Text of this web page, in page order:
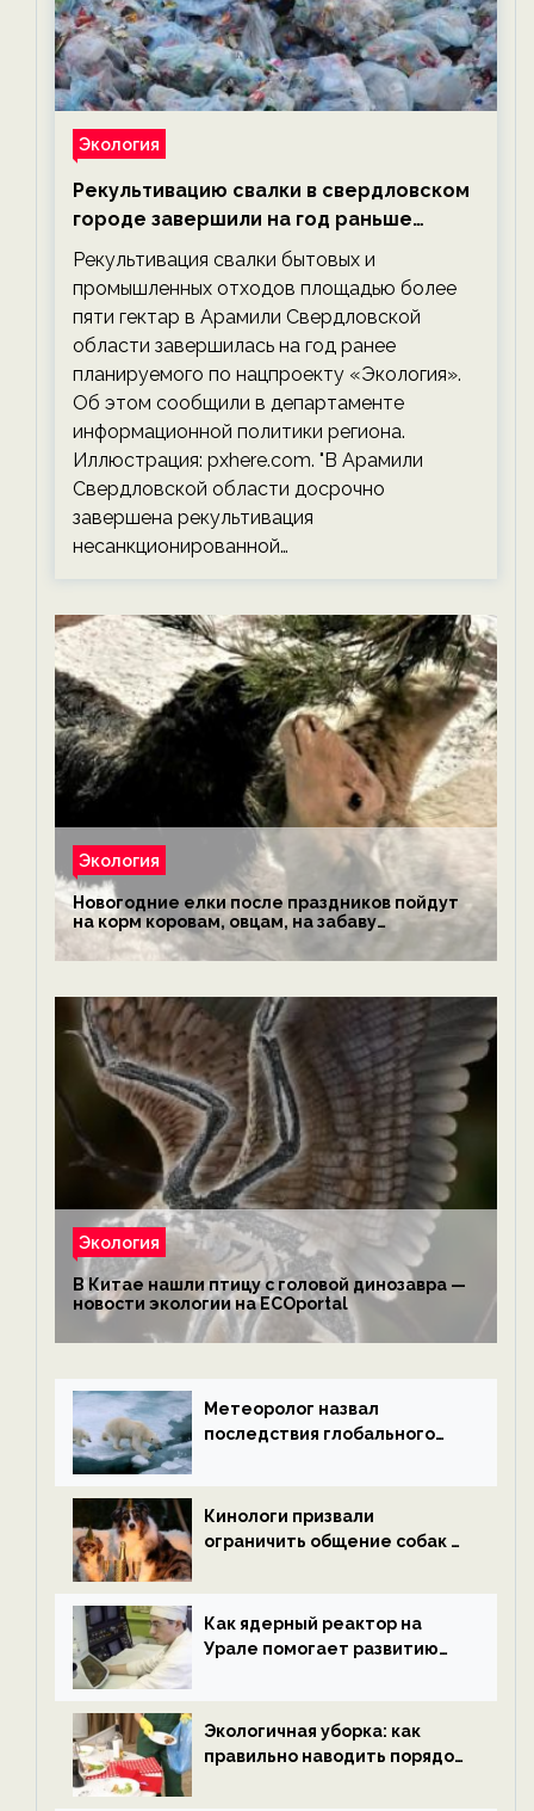
Экология
Рекультивацию свалки в свердловском
городе завершили на год раньше
планируемого срока — новости
экологии на ECOportal
Рекультивация свалки бытовых и
промышленных отходов площадью более
пяти гектар в Арамили Свердловской
области завершилась на год ранее
планируемого по нацпроекту «Экология».
Об этом сообщили в департаменте
информационной политики региона.
Иллюстрация: pxhere.com. "В Арамили
Свердловской области досрочно
завершена рекультивация
несанкционированной…
Экология
Новогодние елки после праздников пойдут
на корм коровам, овцам, на забаву
обезьянам, львам и леопардам — новости
экологии на ECOportal
Экология
В Китае нашли птицу с головой динозавра —
новости экологии на ECOportal
Метеоролог назвал
последствия глобального
ECOportal
Кинологи призвали
ограничить общение собак с
ECOportal
Как ядерный реактор на
Урале помогает развитию
ECOportal
Экологичная уборка: как
правильно наводить порядок